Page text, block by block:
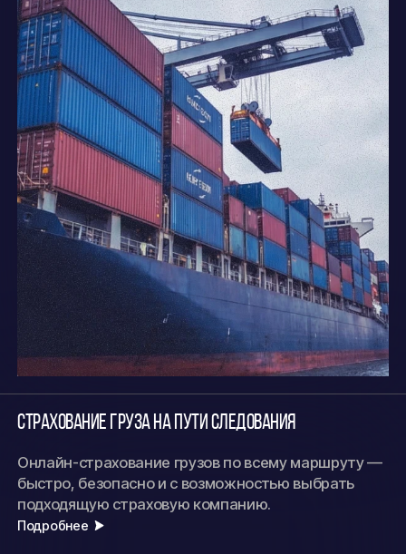
Страхование груза на пути следования
Онлайн-страхование грузов по всему маршруту —
быстро, безопасно и с возможностью выбрать
подходящую страховую компанию.
Подробнее